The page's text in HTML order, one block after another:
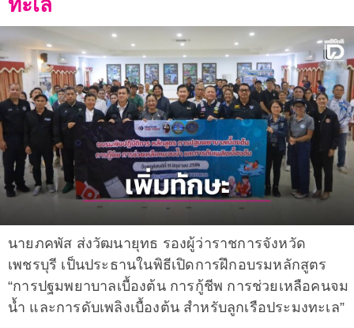
ทะเล
นายภคพัส ส่งวัฒนายุทธ รองผู้ว่าราชการจังหวัด
เพชรบุรี เป็นประธานในพิธีเปิดการฝึกอบรมหลักสูตร
“การปฐมพยาบาลเบื้องต้น การกู้ชีพ การช่วยเหลือคนจม
น้ำ และการดับเพลิงเบื้องต้น สำหรับลูกเรือประมงทะเล”